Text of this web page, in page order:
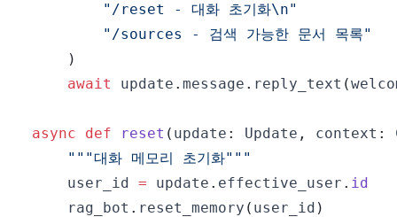
"/reset - 대화 초기화\n"
"/sources - 검색 가능한 문서 목록"
)
await
update . message . reply_text (
async def reset ( update : Update , context :
"""대화 메모리 초기화"""
    user_id
= update . effective_user . id
    rag_bot
. reset_memory ( user_id )